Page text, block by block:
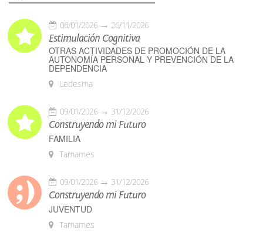
08/01/2026 26/11/2026
Estimulación Cognitiva
OTRAS ACTIVIDADES DE PROMOCIÓN DE LA
AUTONOMÍA PERSONAL Y PREVENCIÓN DE LA
DEPENDENCIA
Ledesma
09/01/2026 31/12/2026
Construyendo mi Futuro
FAMILIA
Tamames
09/01/2026 31/12/2026
Construyendo mi Futuro
JUVENTUD
Tamames